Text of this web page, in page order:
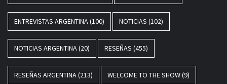
ENTREVISTAS ARGENTINA(100) NOTICIAS (102)
NOTICIAS ARGENTINA(20) RESEÑAS (455)
RESEÑAS ARGENTINA(213) WELCOME TO THE SHOW(9)